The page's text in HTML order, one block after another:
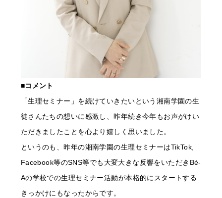
■コメント
「生理セミナー」を続けていきたいという湘南学園の生
徒さんたちの想いに感激し、昨年続き今年もお声がけい
ただきましたことを心より嬉しく思いました。
というのも、昨年の湘南学園の生理セミナーはTikTok,
Facebook等のSNS等でも大変大きな反響をいただきBé-
Aの学校での生理セミナー活動が本格的にスタートする
きっかけにもなったからです。